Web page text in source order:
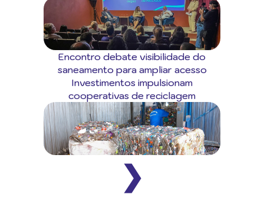
Encontro debate visibilidade do
saneamento para ampliar acesso
Investimentos impulsionam
cooperativas de reciclagem
❯